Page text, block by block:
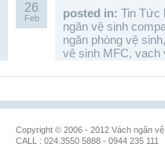
26
Feb posted in: Tin Tức
ngăn vệ sinh
ngăn phòng vệ sinh,
vê sinh MFC, vach
Copyright © 2006 - 2012 Vách ngăn vệ
CALL : 024.3550 5888 - 0944 235 111